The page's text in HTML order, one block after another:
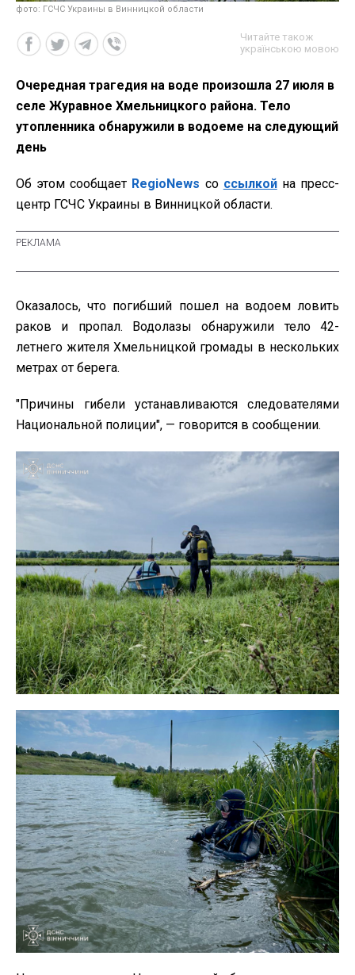
фото: ГСЧС Украины в Винницкой области
Читайте також
українською мовою
Очередная трагедия на воде произошла 27 июля в
селе Журавное Хмельницкого района. Тело
утопленника обнаружили в водоеме на следующий
день
Об этом сообщает RegioNews со ссылкойна пресс-
центр ГСЧС Украины в Винницкой области.
Оказалось, что погибший пошел на водоем ловить
раков и пропал. Водолазы обнаружили тело 42-
летнего жителя Хмельницкой громады в нескольких
метрах от берега.
"Причины гибели устанавливаются следователями
Национальной полиции", — говорится в сообщении.